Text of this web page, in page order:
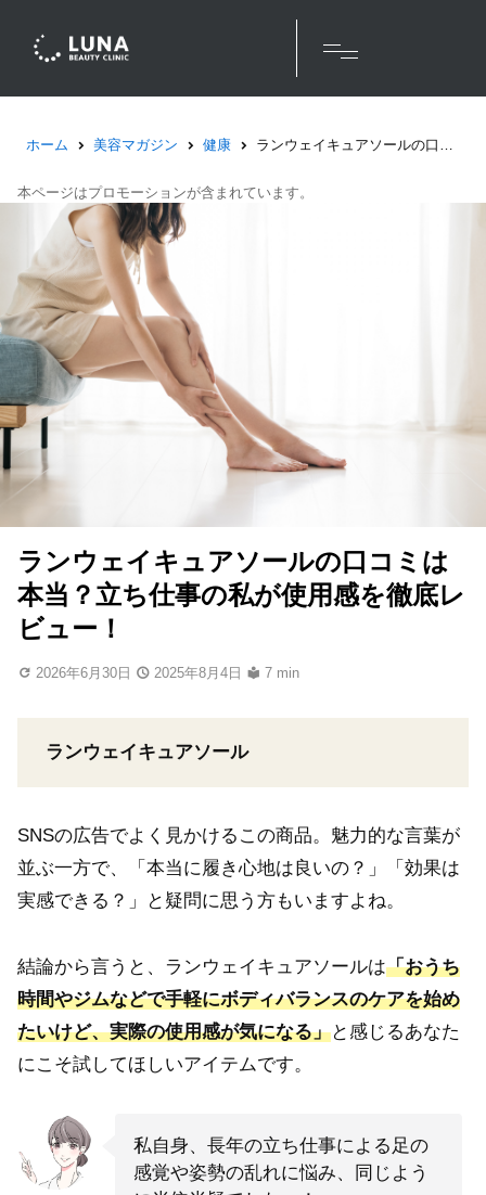
ホーム 美容マガジン 健康 ランウェイキュアソールの口コミは本当？立ち仕事の私が使用感を徹底レビュー！
本ページはプロモーションが含まれています。
ランウェイキュアソールの口コミは
本当？立ち仕事の私が使用感を徹底レ
ビュー！
2026年6月30日 2025年8月4日 7 min
ランウェイキュアソール
SNSの広告でよく見かけるこの商品。魅力的な言葉が
並ぶ一方で、「本当に履き心地は良いの？」「効果は
実感できる？」と疑問に思う方もいますよね。
結論から言うと、ランウェイキュアソールは「おうち
時間やジムなどで手軽にボディバランスのケアを始め
たいけど、実際の使用感が気になる」と感じるあなた
にこそ試してほしいアイテムです。
私自身、長年の立ち仕事による足の
感覚や姿勢の乱れに悩み、同じよう